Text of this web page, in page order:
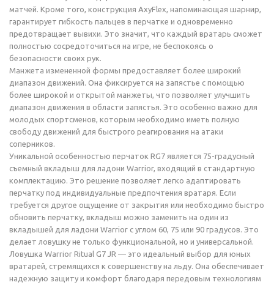
матчей. Кроме того, конструкция AxyFlex, напоминающая шарнир,
гарантирует гибкость пальцев в перчатке и одновременно
предотвращает вывихи. Это значит, что каждый вратарь сможет
полностью сосредоточиться на игре, не беспокоясь о
безопасности своих рук.
Манжета измененной формы предоставляет более широкий
диапазон движений. Она фиксируется на запястье с помощью
более широкой и открытой манжеты, что позволяет улучшить
диапазон движения в области запястья. Это особенно важно для
молодых спортсменов, которым необходимо иметь полную
свободу движений для быстрого реагирования на атаки
соперников.
Уникальной особенностью перчаток RG7 является 75-градусный
съемный вкладыш для ладони Warrior, входящий в стандартную
комплектацию. Это решение позволяет легко адаптировать
перчатку под индивидуальные предпочтения вратаря. Если
требуется другое ощущение от закрытия или необходимо быстро
обновить перчатку, вкладыш можно заменить на один из
вкладышей для ладони Warrior с углом 60, 75 или 90 градусов. Это
делает ловушку не только функциональной, но и универсальной.
Ловушка Warrior Ritual G7 JR — это идеальный выбор для юных
вратарей, стремящихся к совершенству на льду. Она обеспечивает
надежную защиту и комфорт благодаря передовым технологиям